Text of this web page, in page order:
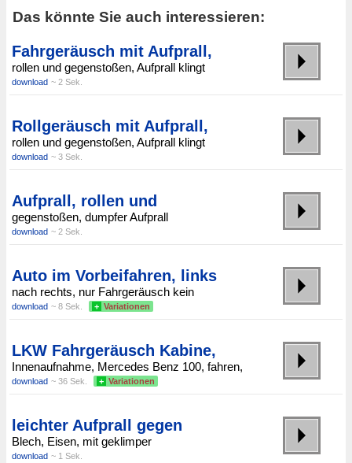
Das könnte Sie auch interessieren:
Fahrgeräusch mit Aufprall,
rollen und gegenstoßen, Aufprall klingt
download ~ 2 Sek.
Rollgeräusch mit Aufprall,
rollen und gegenstoßen, Aufprall klingt
download ~ 3 Sek.
Aufprall, rollen und
gegenstoßen, dumpfer Aufprall
download ~ 2 Sek.
Auto im Vorbeifahren, links
nach rechts, nur Fahrgeräusch kein
download ~ 8 Sek. + Variationen
LKW Fahrgeräusch Kabine,
Innenaufnahme, Mercedes Benz 100, fahren,
download ~ 36 Sek. + Variationen
leichter Aufprall gegen
Blech, Eisen, mit geklimper
download ~ 1 Sek.